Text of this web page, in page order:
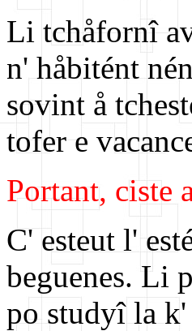
Li tchåfornî
n' håbitént
sovint å
tofer e
Portant, ciste
C' esteut l'
beguenes. Li
po studyî la